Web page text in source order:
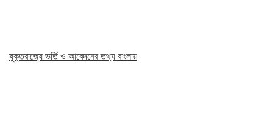
যুক্তরাজ্যে ভর্তি ও আবেদনের তথ্য বাংলায়